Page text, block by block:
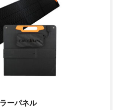
ーパネル